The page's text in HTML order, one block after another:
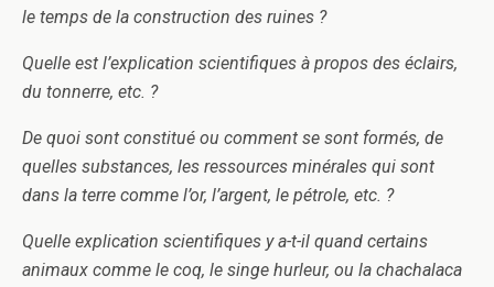
le temps de la construction des ruines ?
Quelle est l’explication scientifiques à propos des éclairs,
du tonnerre, etc. ?
De quoi sont constitué ou comment se sont formés, de
quelles substances, les ressources minérales qui sont
dans la terre comme l’or, l’argent, le pétrole, etc. ?
Quelle explication scientifiques y a-t-il quand certains
animaux comme le coq, le singe hurleur, ou la chachalaca